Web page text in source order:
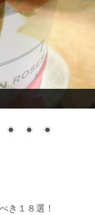
き１８選！